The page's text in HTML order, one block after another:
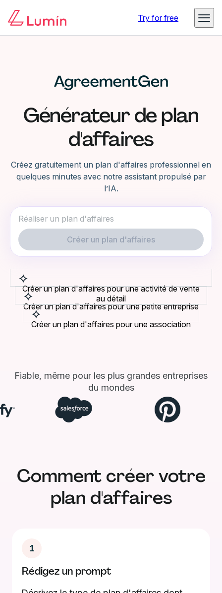
Try for free
Générateur de plan
d'affaires
Créez gratuitement un plan d'affaires professionnel en
quelques minutes avec notre assistant propulsé par
l’IA.
Créer un plan d'affaires
Créer un plan d'affaires pour une activité de vente
au détail
Créer un plan d'affaires pour une petite entreprise
Créer un plan d'affaires pour une association
Fiable, même pour les plus grandes entreprises
du mondes
Comment créer votre
plan d'affaires
1
Rédigez un prompt